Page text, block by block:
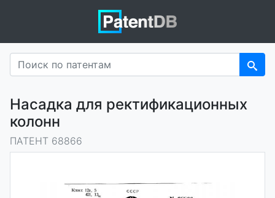
Насадка для ректификационных
колонн
ПАТЕНТ 68866